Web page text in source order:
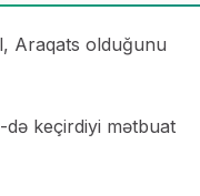
Araqats olduğunu
də keçirdiyi mətbuat